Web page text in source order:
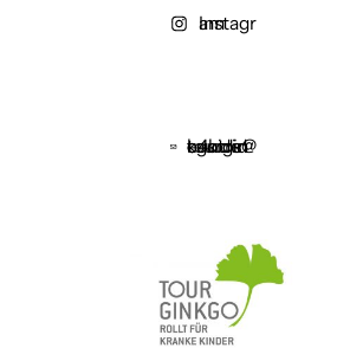
Instagram
centride4kids@tourginkgo.de